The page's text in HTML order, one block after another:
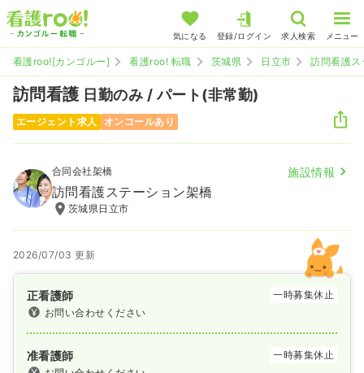
気になる 登録/ログイン 求人検索 メニュー
看護roo![カンゴルー] 看護roo! 転職 茨城県 日立市 訪問看護
訪問看護 日勤のみ / パート(非常勤)
エージェント求人 オンコールあり
合同会社架橋 施設情報
訪問看護ステーション架橋
茨城県日立市
2026/07/03 更新
正看護師
一時募集休止
お問い合わせください
准看護師
一時募集休止